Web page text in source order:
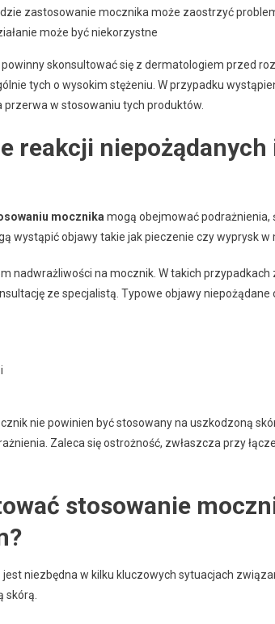
zastosowanie mocznika może zaostrzyć
może być niekorzystne
skonsultować się z dermatologiem przed
tych o wysokim stężeniu. W przypadku
w stosowaniu tych produktów.
reakcji
mocznikamogą obejmować podrażnienia,
wystąpić objawy takie jak pieczenie czy wyprysk
nadwrażliwości na mocznik. W takich
ze specjalistą. Typowe objawy niepożądane
nie powinien być stosowany na uszkodzoną
Zaleca się ostrożność, zwłaszcza przy
stosowanie
jest niezbędna w kilku kluczowych sytuacjach
skórą.